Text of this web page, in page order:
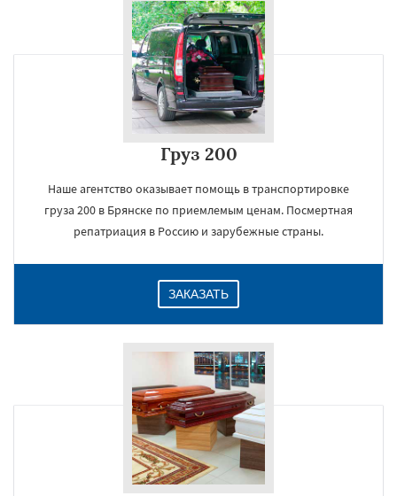
Груз 200
Наше агентство оказывает помощь в транспортировке
груза 200 в Брянске по приемлемым ценам. Посмертная
репатриация в Россию и зарубежные страны.
ЗАКАЗАТЬ